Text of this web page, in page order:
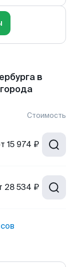
в
Стоимость
15 974 ₽
28 534 ₽